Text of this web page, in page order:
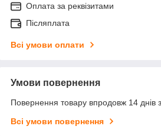
Оплата за реквізитами
Післяплата
Всі умови оплати
Умови повернення
Повернення товару впродовж 14 днів
Всі умови повернення